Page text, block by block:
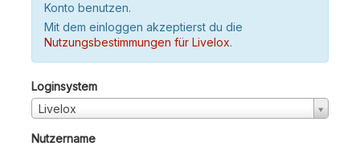
Konto benutzen.
Mit dem einloggen akzeptierst du die
Nutzungsbestimmungen für Livelox.
Loginsystem
Livelox
Nutzername